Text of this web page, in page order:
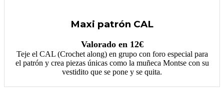
Maxi patrón CAL
Valorado en 12€
Teje el CAL (Crochet along) en grupo con foro especial para
el patrón y crea piezas únicas como la muñeca Montse con su
vestidito que se pone y se quita.